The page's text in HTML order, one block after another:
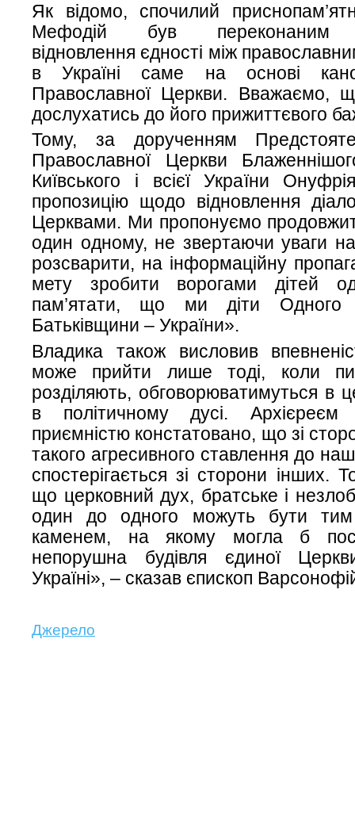
Як відомо, спочилий
Мефодій був переконаним
відновлення єдності між
в Україні саме на основі
Православної Церкви. Вважаємо,
дослухатись до його прижиттєвого
Тому, за дорученням
Православної Церкви
Київського і всієї України
пропозицію щодо відновлення
Церквами. Ми пропонуємо
один одному, не звертаючи уваги
розсварити, на інформаційну
мету зробити ворогами дітей
пам’ятати, що ми діти Одного
Батьківщини – України».
Владика також висловив
може прийти лише тоді, коли
розділяють, обговорюватимуться в
в політичному дусі.
приємністю констатовано, що зі
такого агресивного ставлення до
спостерігається зі сторони інших.
що церковний дух, братське і
один до одного можуть бути тим
каменем, на якому могла б
непорушна будівля єдиної
Україні», – сказав єпископ
Джерело